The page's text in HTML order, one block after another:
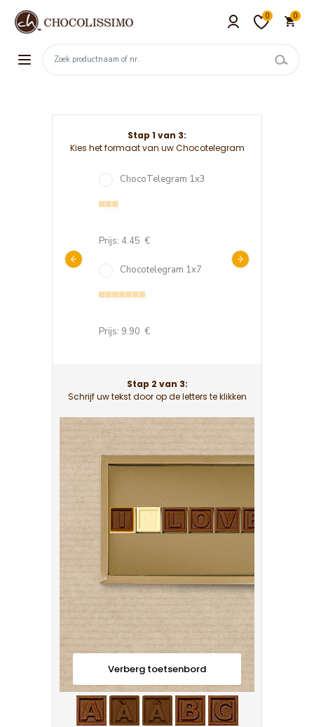
0 0
Stap 1 van 3:
Kies het formaat van uw Chocotelegram
5x12
ChocoTelegram 1x3
Prijs: 4.45 €
Chocotelegram 1x7
Prijs: 9.90 €
Stap 2 van 3:
Schrijf uw tekst door op de letters te klikken
Verberg toetsenbord